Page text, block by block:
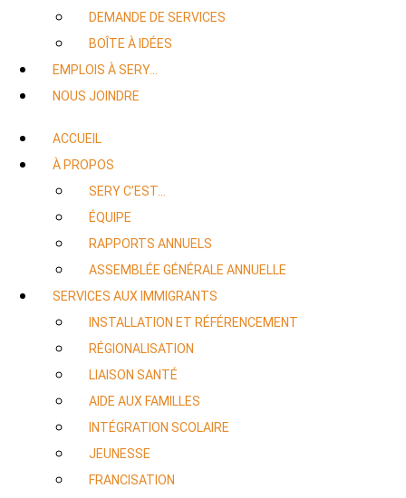
DEMANDE DE SERVICES
BOÎTE À IDÉES
EMPLOIS À SERY…
NOUS JOINDRE
ACCUEIL
À PROPOS
SERY C’EST…
ÉQUIPE
RAPPORTS ANNUELS
ASSEMBLÉE GÉNÉRALE ANNUELLE
SERVICES AUX IMMIGRANTS
INSTALLATION ET RÉFÉRENCEMENT
RÉGIONALISATION
LIAISON SANTÉ
AIDE AUX FAMILLES
INTÉGRATION SCOLAIRE
JEUNESSE
FRANCISATION